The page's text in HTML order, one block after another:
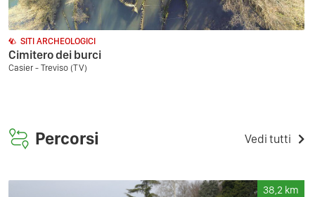
SITI ARCHEOLOGICI
Cimitero dei burci
Casier - Treviso (TV)
Percorsi Vedi tutti
38,2 km